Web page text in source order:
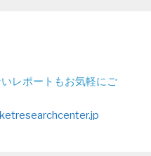
レポートもお気軽にご